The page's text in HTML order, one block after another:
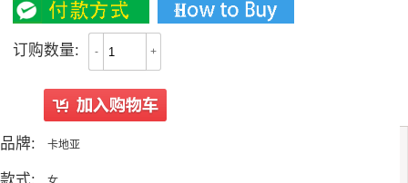
订购数量: - +
品牌: 卡地亚